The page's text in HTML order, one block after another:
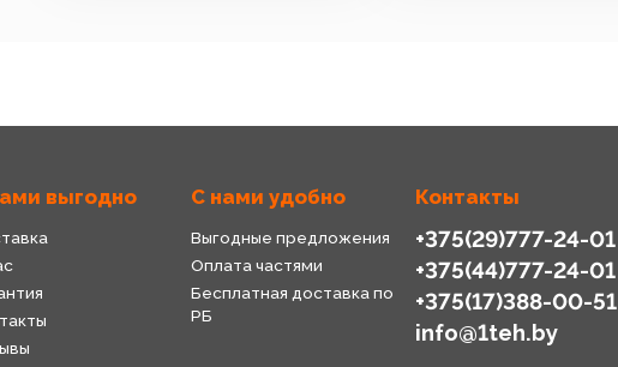
выгодно С нами удобно
Выгодные предложения
Оплата частями
Бесплатная доставка по
РБ
Контакты
+375(29)777-24-01
+375(44)777-24-01
+375(17)388-00-51
info@1teh.by